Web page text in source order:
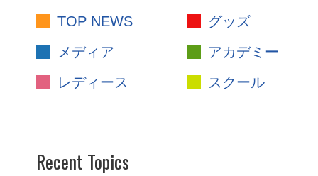
TOP NEWS
グッズ
メディア
アカデミー
レディース
スクール
Recent Topics